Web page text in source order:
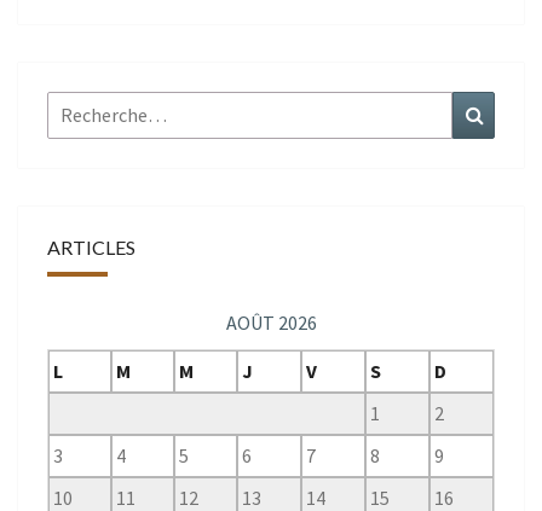
Rechercher :
ARTICLES
AOÛT 2026
L
M M J V S
D
1
2
3
4 5 6 7 8
9
10
11 12 13 14 15
16